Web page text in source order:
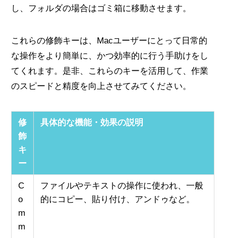
し、フォルダの場合はゴミ箱に移動させます。
これらの修飾キーは、Macユーザーにとって日常的
な操作をより簡単に、かつ効率的に行う手助けをし
てくれます。是非、これらのキーを活用して、作業
のスピードと精度を向上させてみてください。
修
飾
キ
ー
具体的な機能・効果の説明
C
o
m
m
ファイルやテキストの操作に使われ、一般
的にコピー、貼り付け、アンドゥなど。